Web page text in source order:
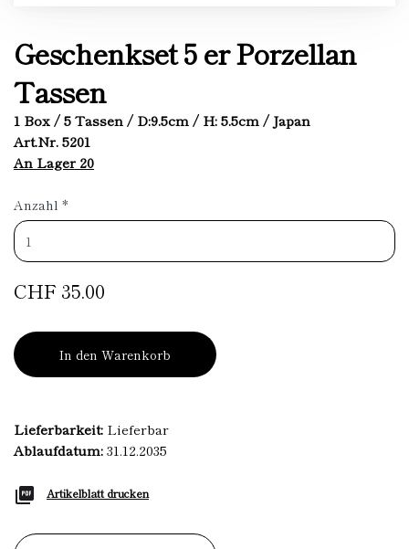
Geschenkset 5 er Porzellan
Tassen
1 Box / 5 Tassen / D:9.5cm / H: 5.5cm / Japan
Art.Nr. 5201
An Lager 20
Anzahl *
CHF 35.00
In den Warenkorb
Lieferbarkeit: Lieferbar
Ablaufdatum:31.12.2035
Artikelblatt drucken